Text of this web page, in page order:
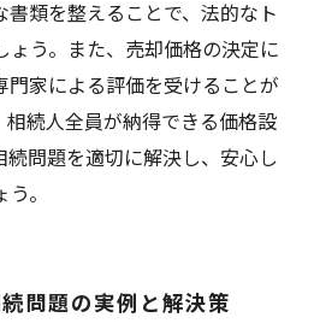
書類を整えることで、法的なト
ょう。また、売却価格の決定に
門家による評価を受けることが
相続人全員が納得できる価格設
問題を適切に解決し、安心し
。
問題の実例と解決策